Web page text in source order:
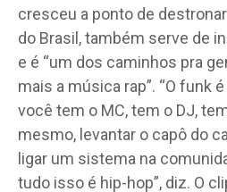
cresceu a ponto de
do Brasil, também serve de
e é “um dos caminhos pra
mais a música rap”. “O funk
você tem o MC, tem o DJ,
mesmo, levantar o capô do
ligar um sistema na
tudo isso é hip-hop”, diz. O